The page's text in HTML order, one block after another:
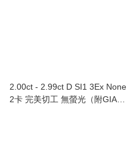
2.00ct - 2.99ct D SI1 3Ex None
2卡 完美切工 無螢光（附GIA證